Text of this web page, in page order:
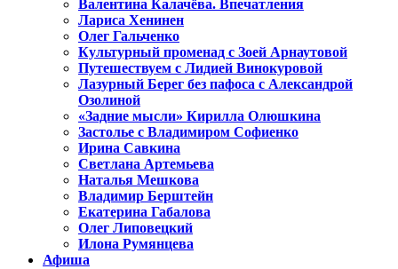
Валентина Калачёва. Впечатления
Лариса Хенинен
Олег Гальченко
Культурный променад с Зоей Арнаутовой
Путешествуем с Лидией Винокуровой
Лазурный Берег без пафоса с Александрой
Озолиной
«Задние мысли» Кирилла Олюшкина
Застолье с Владимиром Софиенко
Ирина Савкина
Светлана Артемьева
Наталья Мешкова
Владимир Берштейн
Екатерина Габалова
Олег Липовецкий
Илона Румянцева
Афиша